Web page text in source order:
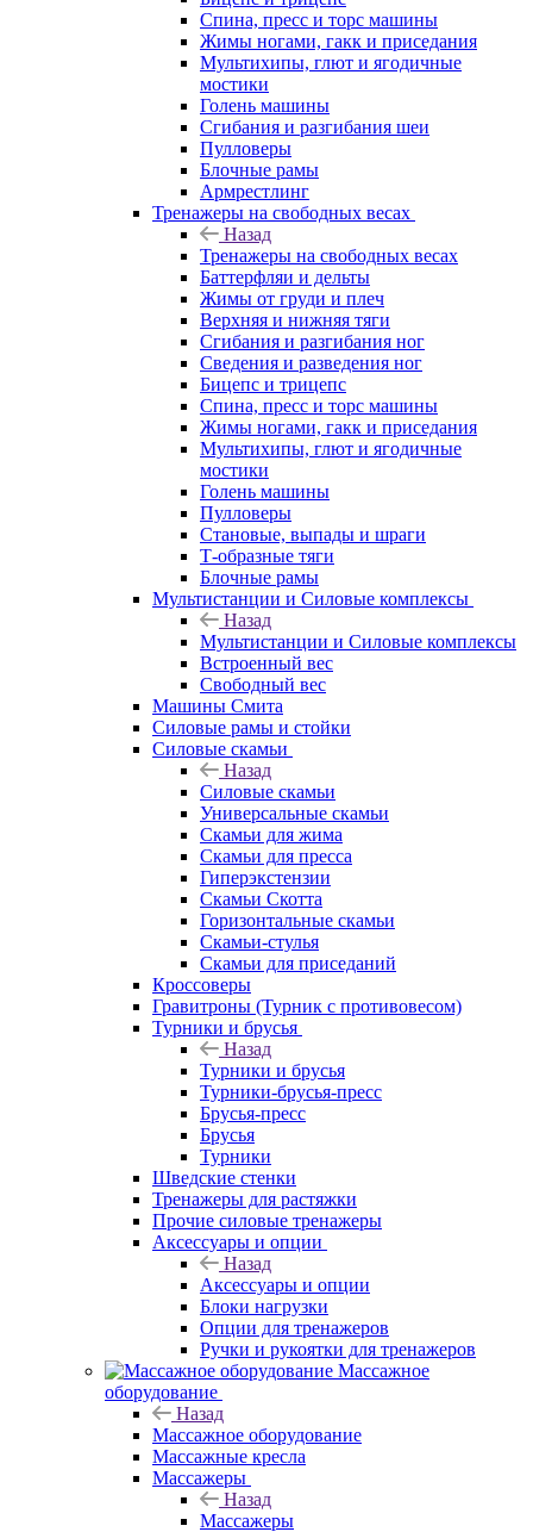
Спина, пресс и торс машины
Жимы ногами, гакк и приседания
Мультихипы, глют и ягодичные
мостики
Голень машины
Сгибания и разгибания шеи
Пулловеры
Блочные рамы
Армрестлинг
Тренажеры на свободных весах
Назад
Тренажеры на свободных весах
Баттерфляи и дельты
Жимы от груди и плеч
Верхняя и нижняя тяги
Сгибания и разгибания ног
Сведения и разведения ног
Бицепс и трицепс
Спина, пресс и торс машины
Жимы ногами, гакк и приседания
Мультихипы, глют и ягодичные
мостики
Голень машины
Пулловеры
Становые, выпады и шраги
Т-образные тяги
Блочные рамы
Мультистанции и Силовые комплексы
Назад
Мультистанции и Силовые комплексы
Встроенный вес
Свободный вес
Машины Смита
Силовые рамы и стойки
Силовые скамьи
Назад
Силовые скамьи
Универсальные скамьи
Скамьи для жима
Скамьи для пресса
Гиперэкстензии
Скамьи Скотта
Горизонтальные скамьи
Скамьи-стулья
Скамьи для приседаний
Кроссоверы
Гравитроны (Турник с противовесом)
Турники и брусья
Назад
Турники и брусья
Турники-брусья-пресс
Брусья-пресс
Брусья
Турники
Шведские стенки
Тренажеры для растяжки
Прочие силовые тренажеры
Аксессуары и опции
Назад
Аксессуары и опции
Блоки нагрузки
Опции для тренажеров
Ручки и рукоятки для тренажеров
Массажное
оборудование
Назад
Массажное оборудование
Массажные кресла
Массажеры
Назад
Массажеры